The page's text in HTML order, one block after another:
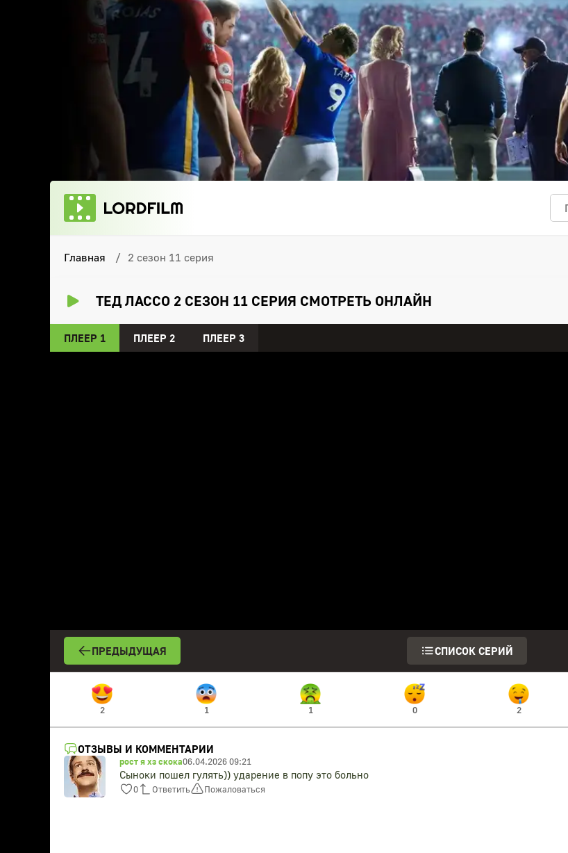
Главная 2 сезон 11 серия
ТЕД ЛАССО 2 СЕЗОН 11 СЕРИЯ СМОТРЕТЬ ОНЛАЙН
ПЛЕЕР 1 ПЛЕЕР 2 ПЛЕЕР 3
ПРЕДЫДУЩАЯ СПИСОК СЕРИЙ
2 1 1 0 2
ОТЗЫВЫ И КОММЕНТАРИИ
рост я хз скока06.04.2026 09:21
Сыноки пошел гулять)) ударение в попу это больно
0 Ответить Пожаловаться